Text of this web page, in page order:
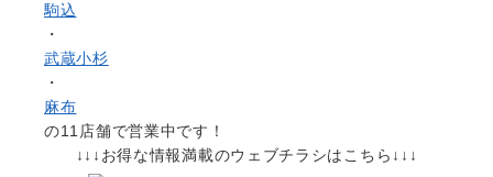
駒込
・
武蔵小杉
・
麻布
の11店舗で営業中です！
↓↓↓お得な情報満載のウェブチラシはこちら↓↓↓